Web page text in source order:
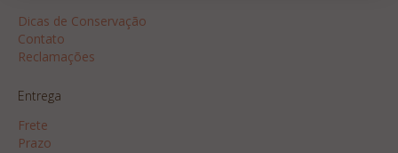
Dicas de Conservação
Contato
Reclamações
Entrega
Frete
Prazo